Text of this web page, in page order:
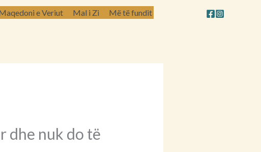
e Veriut Mal i Zi Më të fundit
dhe nuk do të